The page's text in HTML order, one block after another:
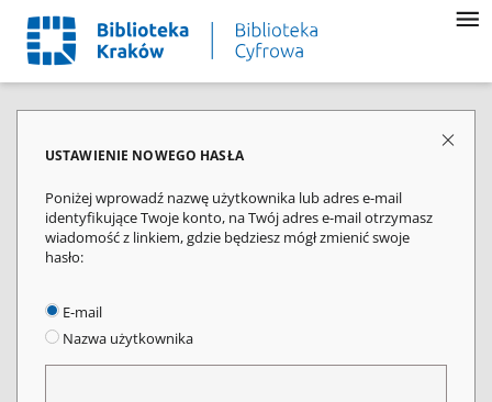
USTAWIENIE NOWEGO HASŁA
Poniżej wprowadź nazwę użytkownika lub adres e-mail
identyfikujące Twoje konto, na Twój adres e-mail otrzymasz
wiadomość z linkiem, gdzie będziesz mógł zmienić swoje
hasło:
E-mail
Nazwa użytkownika